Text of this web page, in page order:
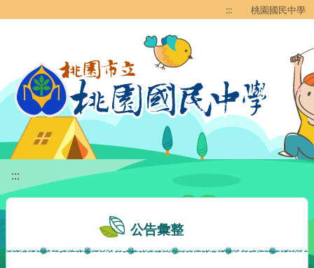
::: 桃園國民中學
:::
公告彙整